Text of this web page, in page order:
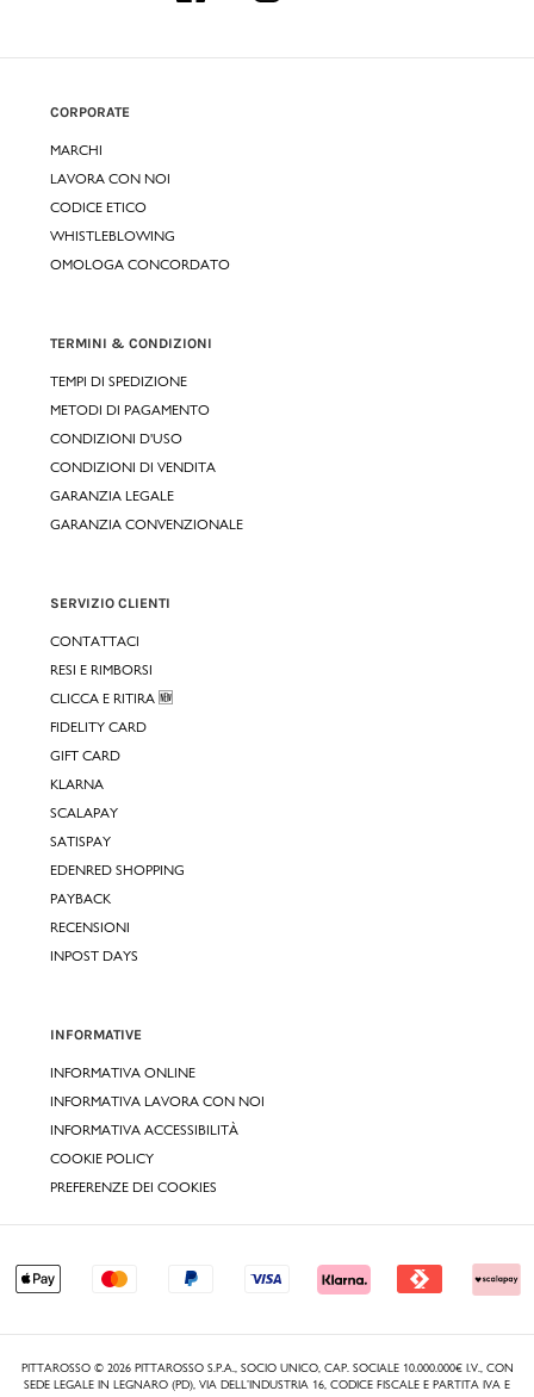
CORPORATE
MARCHI
LAVORA CON NOI
CODICE ETICO
WHISTLEBLOWING
OMOLOGA CONCORDATO
TERMINI & CONDIZIONI
TEMPI DI SPEDIZIONE
METODI DI PAGAMENTO
CONDIZIONI D'USO
CONDIZIONI DI VENDITA
GARANZIA LEGALE
GARANZIA CONVENZIONALE
SERVIZIO CLIENTI
CONTATTACI
RESI E RIMBORSI
CLICCA E RITIRA 🆕
FIDELITY CARD
GIFT CARD
KLARNA
SCALAPAY
SATISPAY
EDENRED SHOPPING
PAYBACK
RECENSIONI
INPOST DAYS
INFORMATIVE
INFORMATIVA ONLINE
INFORMATIVA LAVORA CON NOI
INFORMATIVA ACCESSIBILITÀ
COOKIE POLICY
PREFERENZE DEI COOKIES
PITTAROSSO © 2026 PITTAROSSO S.P.A., SOCIO UNICO, CAP. SOCIALE 10.000.000€ I.V., CON
SEDE LEGALE IN LEGNARO (PD), VIA DELL’INDUSTRIA 16, CODICE FISCALE E PARTITA IVA E